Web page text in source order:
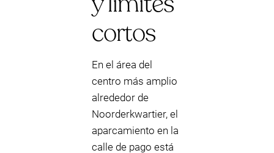
cortos
En el área del
centro más amplio
alrededor de
Noorderkwartier, el
aparcamiento en la
calle de pago está